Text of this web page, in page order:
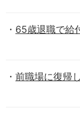
65歳退職で給
前職場に復帰